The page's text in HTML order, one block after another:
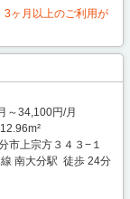
3ヶ月以上のご利用が
～34,100円/月
市上宗方３４３−１
南大分駅 徒歩 24分